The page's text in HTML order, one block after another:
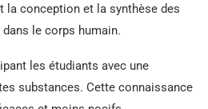
la conception et la synthèse des
le corps humain.
les étudiants avec une
substances. Cette connaissance